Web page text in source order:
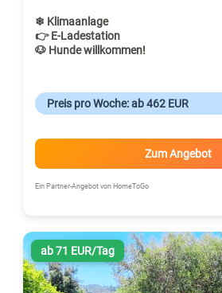
❄ Klimaanlage
👉 E-Ladestation
🐶 Hunde willkommen!
Preis pro Woche: ab 462 EUR
Zum Angebot
Ein Partner-Angebot von HomeToGo
ab 71 EUR/Tag